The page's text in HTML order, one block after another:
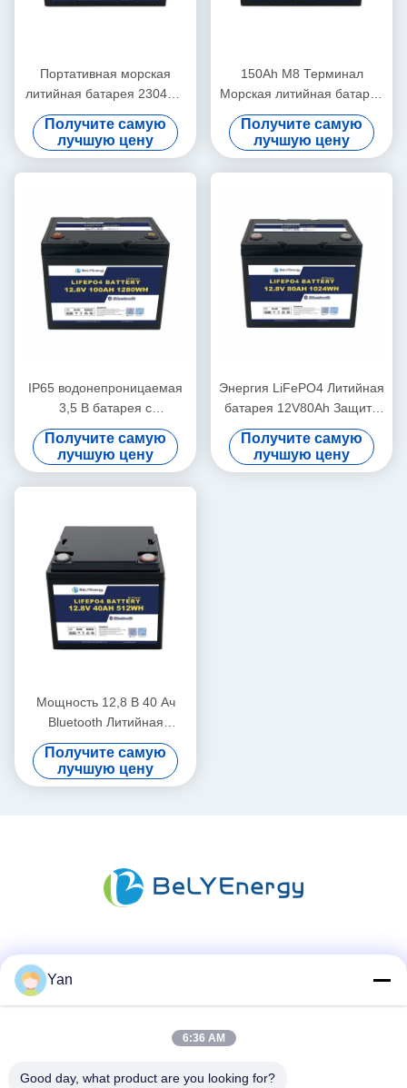
Портативная морская
литийная батарея 2304Wh
Энергия 260A Пиковый
разряд 12,8V180Ah
Получите самую
лучшую цену
150Ah M8 Терминал
Морская литийная батарея
Солнечная батарея 12,8V
ABS Case
Получите самую
лучшую цену
IP65 водонепроницаемая
3,5 В батарея с
балансирующим литийным
аккумулятором 12 В 100 Ач
солнечная батарея
литийная
Получите самую
лучшую цену
Энергия LiFePO4 Литийная
батарея 12V80Ah Защита
от перенапряжения 14,6V
Получите самую
лучшую цену
Мощность 12,8 В 40 Ач
Bluetooth Литийная
батарея IP65 Защита
корпуса 512Wh Энергия
Получите самую
лучшую цену
Быстрый контакт
ТЕЛЕФОН:
Yan
6:36 AM
Good day, what product are you looking for?